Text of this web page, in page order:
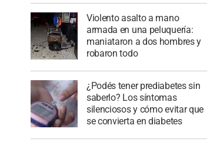
Violento asalto a mano
armada en una peluquería:
maniataron a dos hombres y
robaron todo
¿Podés tener prediabetes sin
saberlo? Los síntomas
silenciosos y cómo evitar que
se convierta en diabetes